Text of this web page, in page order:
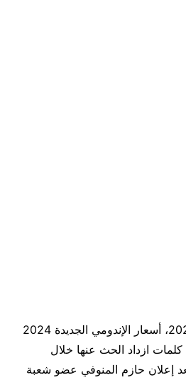
أسعار الإندومي الجديدة 2024، أسعار الإندومي الجديدة 2024
ازداد الحث عنها خلال
إعلان حازم المنوفي عضو شعبة